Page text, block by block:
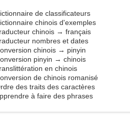
de classificateurs
chinois d'exemples
chinois → français
nombres et dates
chinois → pinyin
pinyin → chinois
en chinois
de chinois romanisé
des traits des caractères
à faire des phrases